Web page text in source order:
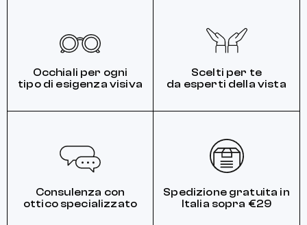
Occhiali per ogni
tipo di esigenza visiva
Scelti per te
da esperti della vista
Consulenza con
ottico specializzato
Spedizione gratuita in
Italia sopra €29